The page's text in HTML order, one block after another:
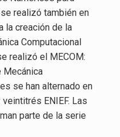
realizó también en
la creación de la
Computacional
realizó el MECOM:
Mecánica
se han alternado en
ENIEF. Las
parte de la serie